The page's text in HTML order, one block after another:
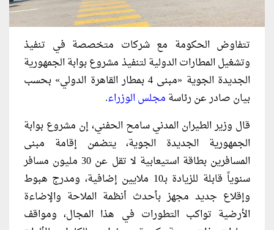
تتفاوض الحكومة مع شركات متخصصة في تنفيذ
وتشغيل المطارات الدولية لتنفيذ مشروع بوابة الجمهورية
الجديدة الجوية «مبنى 4 بمطار القاهرة الدولي» بحسب
بيان صادر عن رئاسة مجلس الوزراء.
قال وزير الطيران المدني سامح الحفني، إن مشروع بوابة
الجمهورية الجديدة الجوية، يتضمن إقامة مبنى
المسافرين بطاقة استيعابية لا تقل عن 30 مليون مسافر
سنوياً قابلة للزيادة بـ10 ملايين إضافية، ومدرج هبوط
وإقلاع جديد مجهز بأحدث أنظمة الملاحة والإضاءة
الأرضية تواكب التطورات في هذا المجال، ومواقف